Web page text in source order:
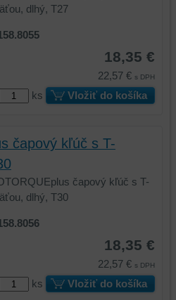
dlhý, T27
18,35 €
22,57 € s DPH
ks Vložiť do košíka
čapový kľúč s T-
čapový kľúč s T-
dlhý, T30
18,35 €
22,57 € s DPH
ks Vložiť do košíka